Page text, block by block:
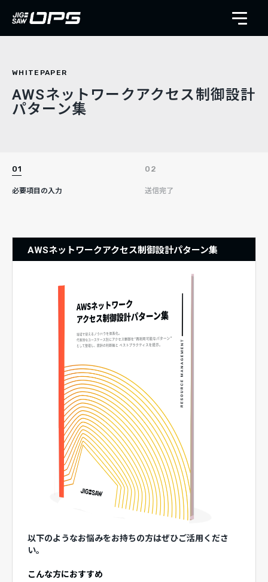
WHITEPAPER
AWSネットワークアクセス制御設計
パターン集
必要項目の入力 送信完了
AWSネットワークアクセス制御設計パターン集
以下のようなお悩みをお持ちの方はぜひご活用くださ
い。
こんな方におすすめ